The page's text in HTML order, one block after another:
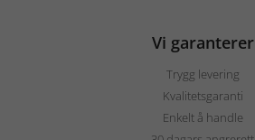
Vi garanterer
Trygg levering
Kvalitetsgaranti
Enkelt å handle